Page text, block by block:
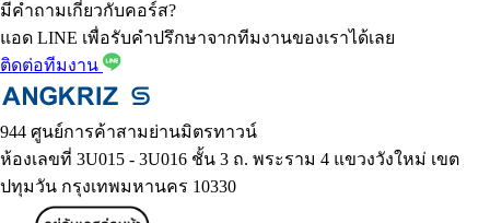
มีคำถามเกี่ยวกับคอร์ส?
แอด LINE เพื่อรับคำปรึกษาจากทีมงานของเราได้เลย
ติดต่อทีมงาน
944 ศูนย์การค้าสามย่านมิตรทาวน์
ห้องเลขที่ 3U015 - 3U016 ชั้น 3 ถ. พระราม 4 แขวงวังใหม่ เขต
ปทุมวัน กรุงเทพมหานคร 10330